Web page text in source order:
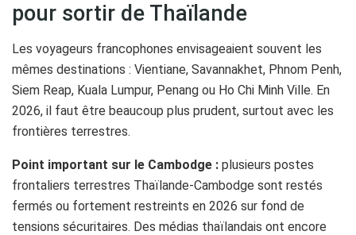
pour sortir de Thaïlande
Les voyageurs francophones envisageaient souvent les
mêmes destinations : Vientiane, Savannakhet, Phnom Penh,
Siem Reap, Kuala Lumpur, Penang ou Ho Chi Minh Ville. En
2026, il faut être beaucoup plus prudent, surtout avec les
frontières terrestres.
Point important sur le Cambodge : plusieurs postes
frontaliers terrestres Thaïlande-Cambodge sont restés
fermés ou fortement restreints en 2026 sur fond de
tensions sécuritaires. Des médias thaïlandais ont encore